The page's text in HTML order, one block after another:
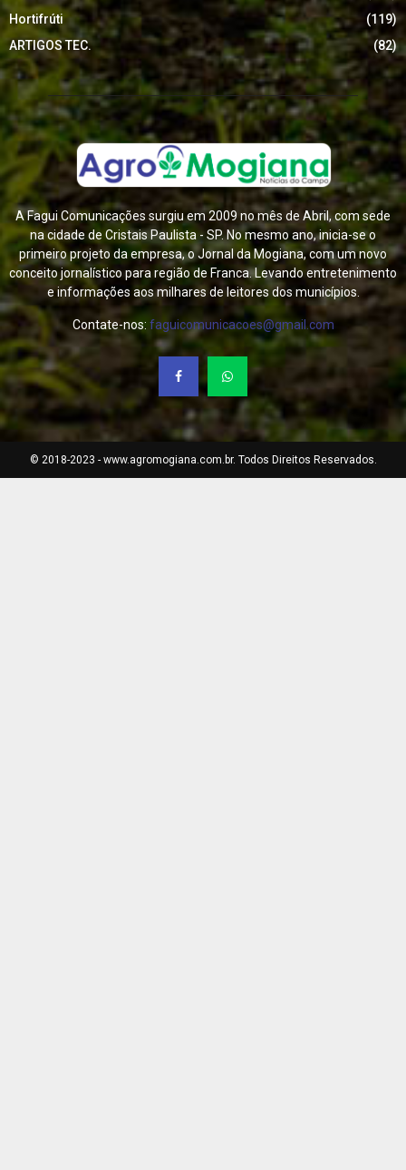
Hortifrúti
(119)
ARTIGOS TEC.
(82)
A Fagui Comunicações surgiu em 2009 no mês de Abril, com sede
na cidade de Cristais Paulista - SP. No mesmo ano, inicia-se o
primeiro projeto da empresa, o Jornal da Mogiana, com um novo
conceito jornalístico para região de Franca. Levando entretenimento
e informações aos milhares de leitores dos municípios.
Contate-nos: faguicomunicacoes@gmail.com
© 2018-2023 - www.agromogiana.com.br. Todos Direitos Reservados.